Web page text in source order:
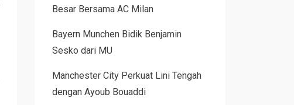
Besar Bersama AC Milan
Bayern Munchen Bidik Benjamin
Sesko dari MU
Manchester City Perkuat Lini Tengah
dengan Ayoub Bouaddi